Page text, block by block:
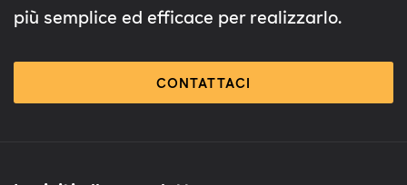
più semplice ed efficace per realizzarlo.
CONTATTACI